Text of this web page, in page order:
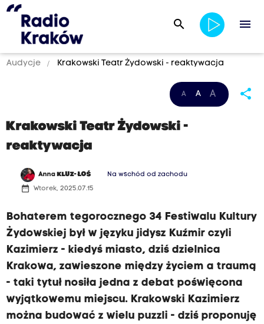
search menu
Audycje Krakowski Teatr Żydowski - reaktywacja
A A A share
Krakowski Teatr Żydowski -
reaktywacja
Anna KLUZ- ŁOŚ Na wschód od zachodu
date_range Wtorek, 2025.07.15
Bohaterem tegorocznego 34 Festiwalu Kultury
Żydowskiej był w języku jidysz Kuźmir czyli
Kazimierz - kiedyś miasto, dziś dzielnica
Krakowa, zawieszone między życiem a traumą
- taki tytuł nosiła jedna z debat poświęcona
wyjątkowemu miejscu. Krakowski Kazimierz
można budować z wielu puzzli - dziś proponuję